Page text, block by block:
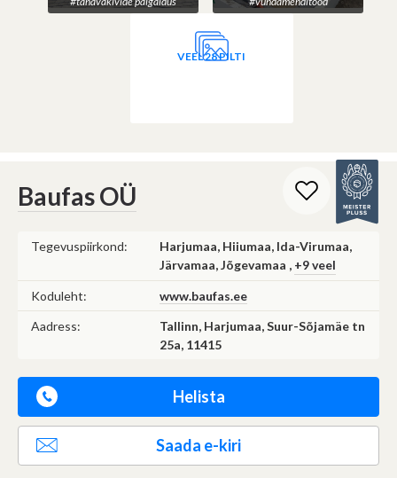
VEEL 28 PILTI
Baufas OÜ
Tegevuspiirkond:
Harjumaa, Hiiumaa, Ida-Virumaa,
Järvamaa, Jõgevamaa , +9 veel
Koduleht:
www.baufas.ee
Aadress:
Tallinn, Harjumaa, Suur-Sõjamäe tn
25a, 11415
Helista
Saada e-kiri